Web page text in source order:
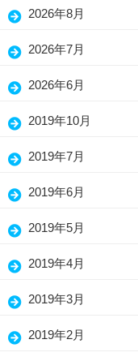
2026年8月
2026年7月
2026年6月
2019年10月
2019年7月
2019年6月
2019年5月
2019年4月
2019年3月
2019年2月